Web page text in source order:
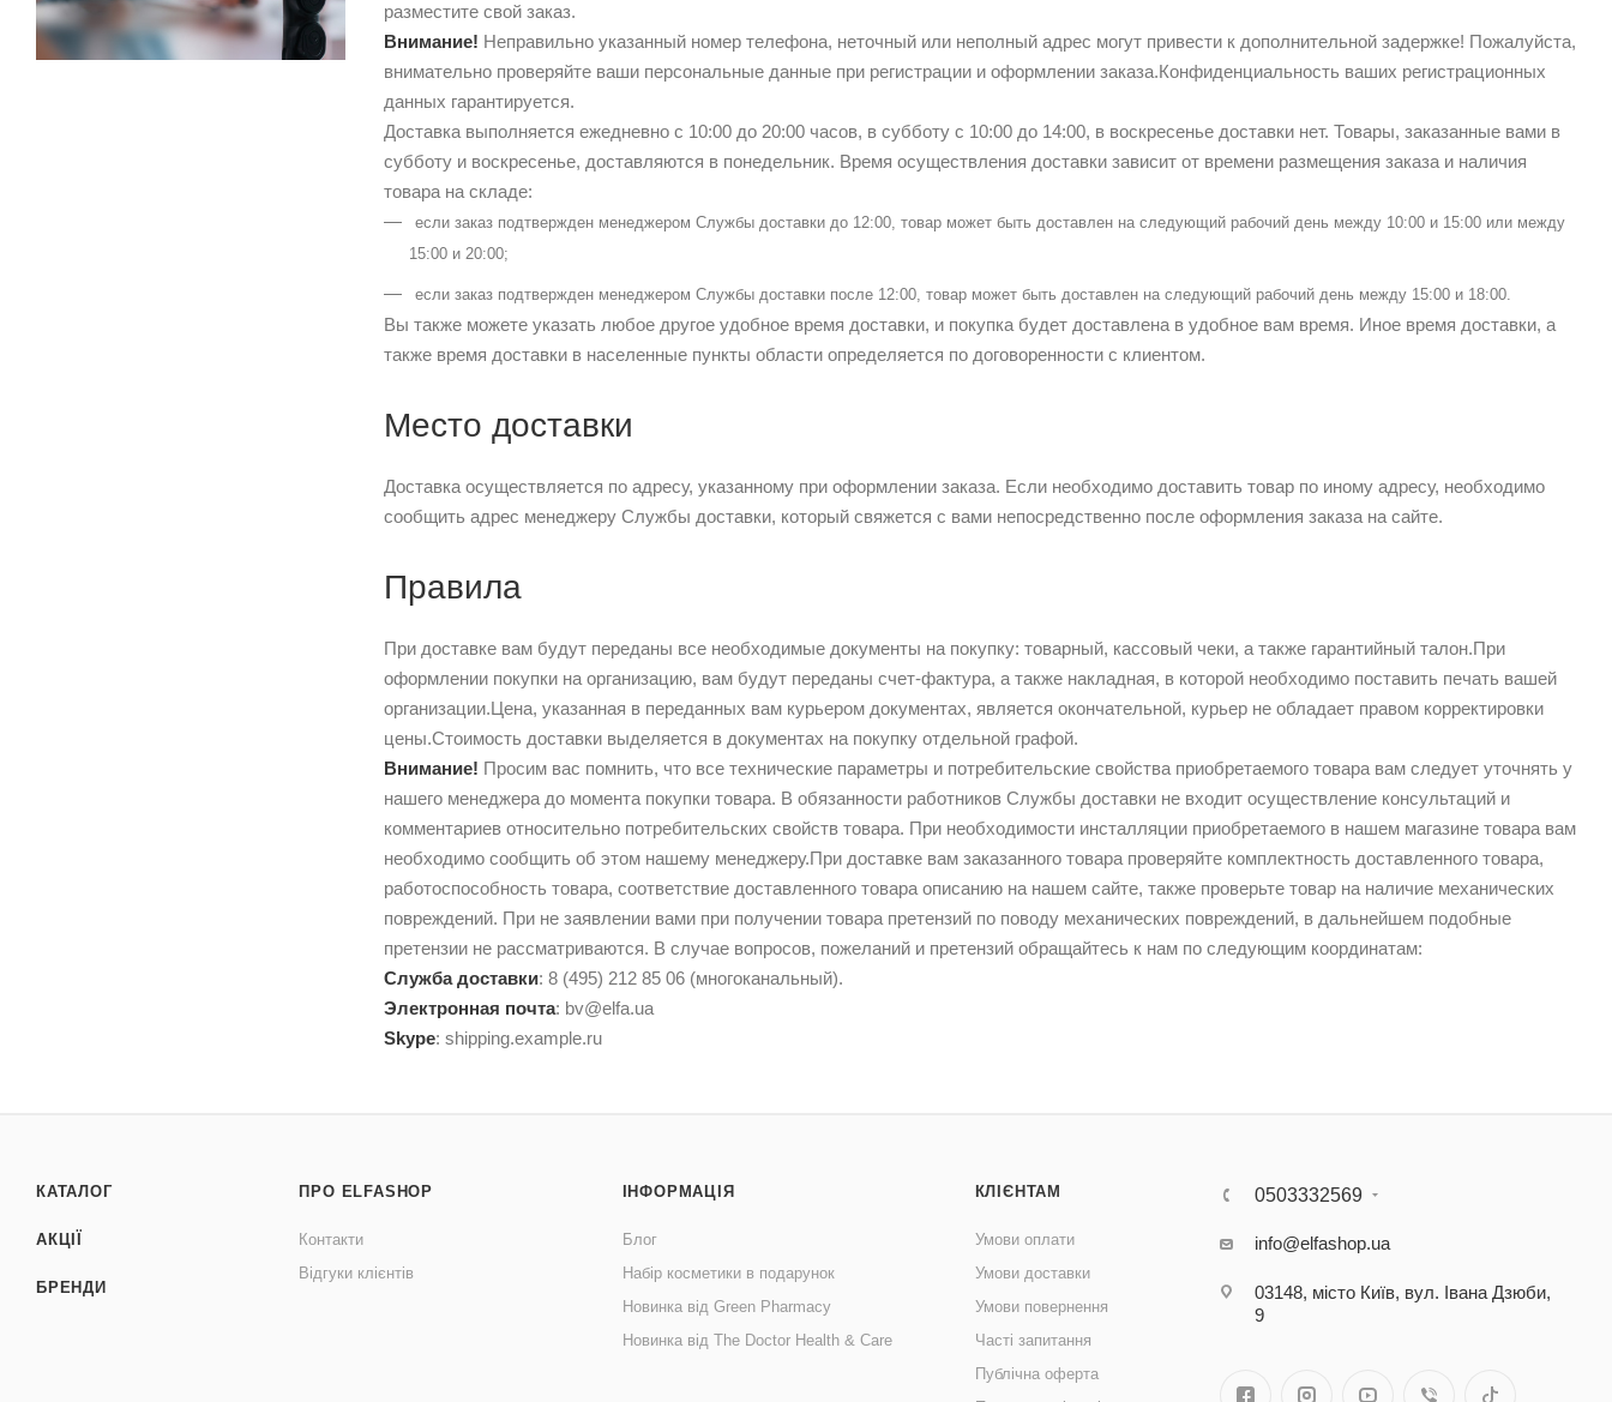
разместите свой заказ.
Внимание! Неправильно указанный номер телефона, неточный или неполный адрес могут привести к дополнительной задержке! Пожалуйста,
внимательно проверяйте ваши персональные данные при регистрации и оформлении заказа.Конфиденциальность ваших регистрационных
данных гарантируется.
Доставка выполняется ежедневно с 10:00 до 20:00 часов, в субботу с 10:00 до 14:00, в воскресенье доставки нет. Товары, заказанные вами в
субботу и воскресенье, доставляются в понедельник. Время осуществления доставки зависит от времени размещения заказа и наличия
товара на складе:
если заказ подтвержден менеджером Службы доставки до 12:00, товар может быть доставлен на следующий рабочий день между 10:00 и 15:00 или между
15:00 и 20:00;
если заказ подтвержден менеджером Службы доставки после 12:00, товар может быть доставлен на следующий рабочий день между 15:00 и 18:00.
Вы также можете указать любое другое удобное время доставки, и покупка будет доставлена в удобное вам время. Иное время доставки, а
также время доставки в населенные пункты области определяется по договоренности с клиентом.
Место доставки
Доставка осуществляется по адресу, указанному при оформлении заказа. Если необходимо доставить товар по иному адресу, необходимо
сообщить адрес менеджеру Службы доставки, который свяжется с вами непосредственно после оформления заказа на сайте.
Правила
При доставке вам будут переданы все необходимые документы на покупку: товарный, кассовый чеки, а также гарантийный талон.При
оформлении покупки на организацию, вам будут переданы счет-фактура, а также накладная, в которой необходимо поставить печать вашей
организации.Цена, указанная в переданных вам курьером документах, является окончательной, курьер не обладает правом корректировки
цены.Стоимость доставки выделяется в документах на покупку отдельной графой.
Внимание! Просим вас помнить, что все технические параметры и потребительские свойства приобретаемого товара вам следует уточнять у
нашего менеджера до момента покупки товара. В обязанности работников Службы доставки не входит осуществление консультаций и
комментариев относительно потребительских свойств товара. При необходимости инсталляции приобретаемого в нашем магазине товара вам
необходимо сообщить об этом нашему менеджеру.При доставке вам заказанного товара проверяйте комплектность доставленного товара,
работоспособность товара, соответствие доставленного товара описанию на нашем сайте, также проверьте товар на наличие механических
повреждений. При не заявлении вами при получении товара претензий по поводу механических повреждений, в дальнейшем подобные
претензии не рассматриваются. В случае вопросов, пожеланий и претензий обращайтесь к нам по следующим координатам:
Служба доставки: 8 (495) 212 85 06 (многоканальный).
Электронная почта: bv@elfa.ua
Skype: shipping.example.ru
КАТАЛОГ
АКЦІЇ
БРЕНДИ
ПРО ELFASHOP
Контакти
Відгуки клієнтів
ІНФОРМАЦІЯ
Блог
Набір косметики в подарунок
Новинка від Green Pharmacy
Новинка від The Doctor Health & Care
КЛІЄНТАМ
Умови оплати
Умови доставки
Умови повернення
Часті запитання
Публічна оферта
0503332569
info@elfashop.ua
03148, місто Київ, вул. Івана Дзюби,
9